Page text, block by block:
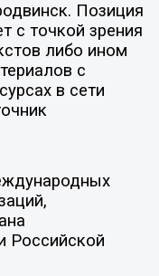
Позиция
с точкой зрения
либо ином
с
в сети
Российской